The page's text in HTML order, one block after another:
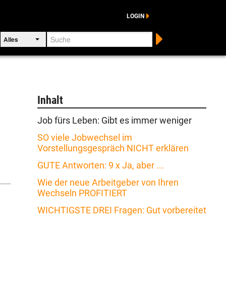
LOGIN
Alles Suche
Inhalt
Job fürs Leben: Gibt es immer weniger
SO viele Jobwechsel im
Vorstellungsgespräch NICHT erklären
GUTE Antworten: 9 x Ja, aber ...
Wie der neue Arbeitgeber von Ihren
Wechseln PROFITIERT
WICHTIGSTE DREI Fragen: Gut vorbereitet